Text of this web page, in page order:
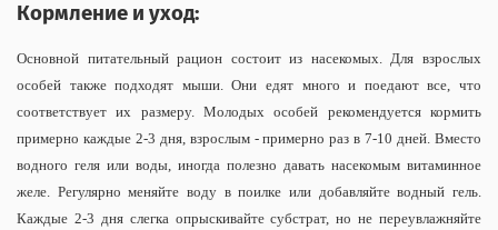
Кормление и уход:
Основной питательный рацион состоит из насекомых. Для взрослых
особей также подходят мыши. Они едят много и поедают все, что
соответствует их размеру. Молодых особей рекомендуется кормить
примерно каждые 2-3 дня, взрослым - примерно раз в 7-10 дней. Вместо
водного геля или воды, иногда полезно давать насекомым витаминное
желе. Регулярно меняйте воду в поилке или добавляйте водный гель.
Каждые 2-3 дня слегка опрыскивайте субстрат, но не переувлажняйте